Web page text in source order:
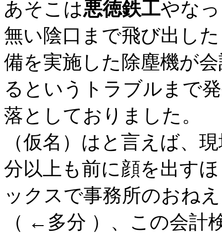
あそこは悪徳鉄工やな
無い陰口まで飛び出し
備を実施した除塵機が
るというトラブルまで
落としておりました。
（仮名）はと言えば、
分以上も前に顔を出す
ックスで事務所のおね
（ ←多分 ）、この会計